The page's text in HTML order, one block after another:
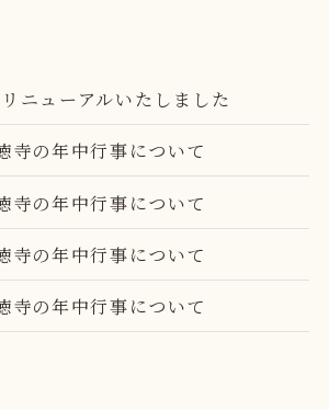
ニューアルいたしました
寺の年中行事について
寺の年中行事について
寺の年中行事について
寺の年中行事について